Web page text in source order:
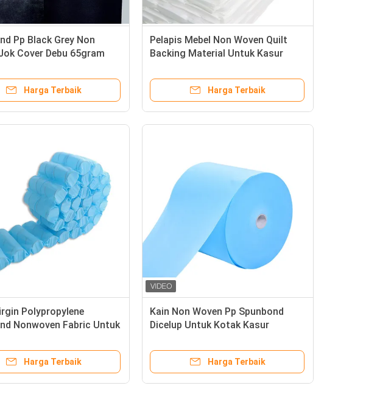
Pp Black Grey Non
Cover Debu 65gram
Harga Terbaik
Pelapis Mebel Non Woven Quilt
Backing Material Untuk Kasur
Harga Terbaik
Polypropylene
Nonwoven Fabric Untuk
Harga Terbaik
Kain Non Woven Pp Spunbond
Dicelup Untuk Kotak Kasur
Gulungan Jumbo 70gram
Harga Terbaik